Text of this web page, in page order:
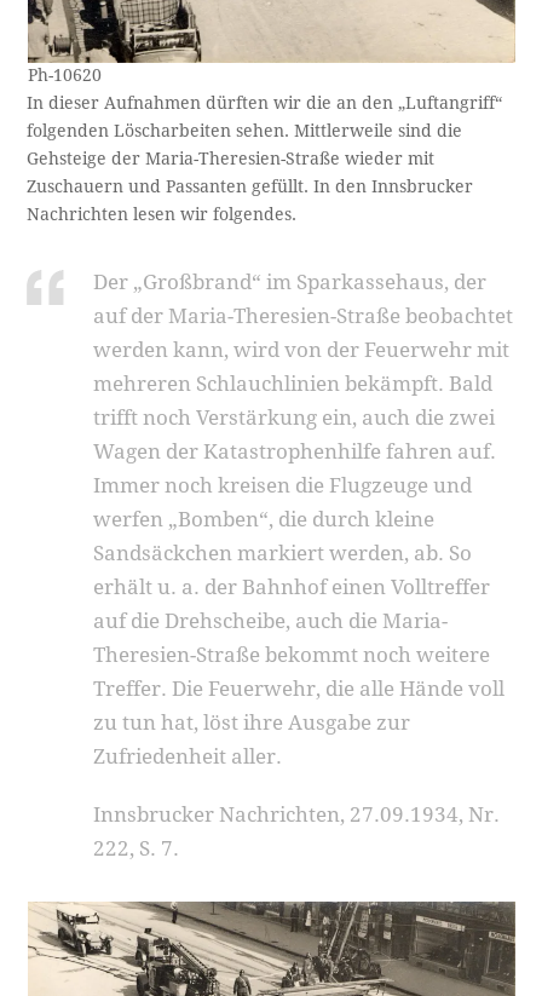
Ph-10620
In dieser Aufnahmen dürften wir die an den „Luftangriff“
folgenden Löscharbeiten sehen. Mittlerweile sind die
Gehsteige der Maria-Theresien-Straße wieder mit
Zuschauern und Passanten gefüllt. In den Innsbrucker
Nachrichten lesen wir folgendes.
Der „Großbrand“ im Sparkassehaus, der
auf der Maria-Theresien-Straße beobachtet
werden kann, wird von der Feuerwehr mit
mehreren Schlauchlinien bekämpft. Bald
trifft noch Verstärkung ein, auch die zwei
Wagen der Katastrophenhilfe fahren auf.
Immer noch kreisen die Flugzeuge und
werfen „Bomben“, die durch kleine
Sandsäckchen markiert werden, ab. So
erhält u. a. der Bahnhof einen Volltreffer
auf die Drehscheibe, auch die Maria-
Theresien-Straße bekommt noch weitere
Treffer. Die Feuerwehr, die alle Hände voll
zu tun hat, löst ihre Ausgabe zur
Zufriedenheit aller.
Innsbrucker Nachrichten, 27.09.1934, Nr.
222, S. 7.